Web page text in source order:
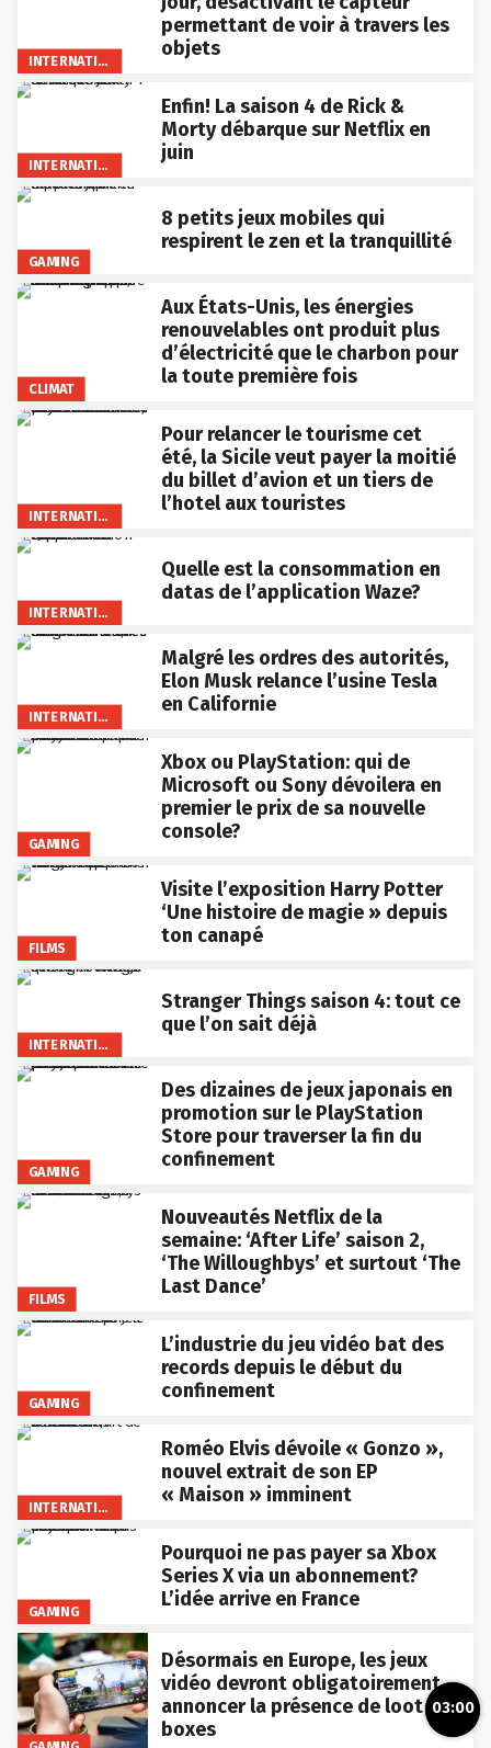
INTERNATIONAL
permettant de voir à travers les
objets
INTERNATIONAL
Enfin! La saison 4 de Rick &
Morty débarque sur Netflix en
juin
GAMING
8 petits jeux mobiles qui
respirent le zen et la tranquillité
CLIMAT
Aux États-Unis, les énergies
renouvelables ont produit plus
d’électricité que le charbon pour
la toute première fois
INTERNATIONAL
Pour relancer le tourisme cet
été, la Sicile veut payer la moitié
du billet d’avion et un tiers de
l’hotel aux touristes
INTERNATIONAL
Quelle est la consommation en
datas de l’application Waze?
INTERNATIONAL
Malgré les ordres des autorités,
Elon Musk relance l’usine Tesla
en Californie
GAMING
Xbox ou PlayStation: qui de
Microsoft ou Sony dévoilera en
premier le prix de sa nouvelle
console?
FILMS
Visite l’exposition Harry Potter
‘Une histoire de magie » depuis
ton canapé
INTERNATIONAL
Stranger Things saison 4: tout ce
que l’on sait déjà
GAMING
Des dizaines de jeux japonais en
promotion sur le PlayStation
Store pour traverser la fin du
confinement
FILMS
Nouveautés Netflix de la
semaine: ‘After Life’ saison 2,
‘The Willoughbys’ et surtout ‘The
Last Dance’
GAMING
L’industrie du jeu vidéo bat des
records depuis le début du
confinement
INTERNATIONAL
Roméo Elvis dévoile « Gonzo »,
nouvel extrait de son EP
« Maison » imminent
GAMING
Pourquoi ne pas payer sa Xbox
Series X via un abonnement?
L’idée arrive en France
Désormais en Europe, les jeux
vidéo devront obligatoirement
annoncer la présence de loot
boxes
03:00